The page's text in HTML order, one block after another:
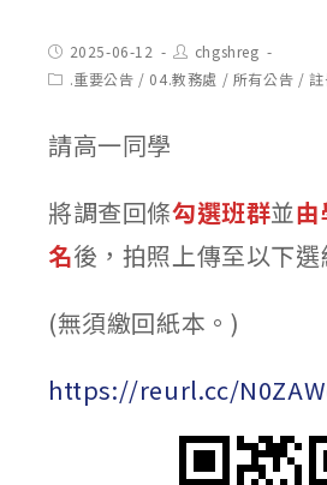
Post
published:
2025-06-12
Post
author:
chgshreg
Post.重要公告 / 04.教務處 / 所有公告 / 註
請高一同學
將調查回條勾選班群並
名後，拍照上傳至以下選
(無須繳回紙本。)
https://reurl.cc/